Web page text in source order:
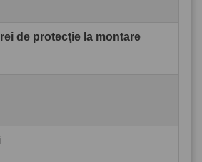
de protecţie la montare